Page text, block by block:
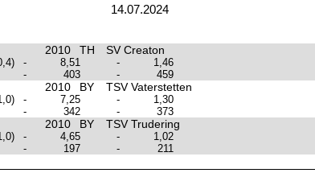
14.07.2024
2010 TH SV Creaton
- 8,51 -
1,46
- 403 - 459
2010 BY TSV Vaterstetten
- 7,25 -
1,30
- 342 - 373
2010 BY TSV Trudering
- 4,65 -
1,02
- 197 - 211